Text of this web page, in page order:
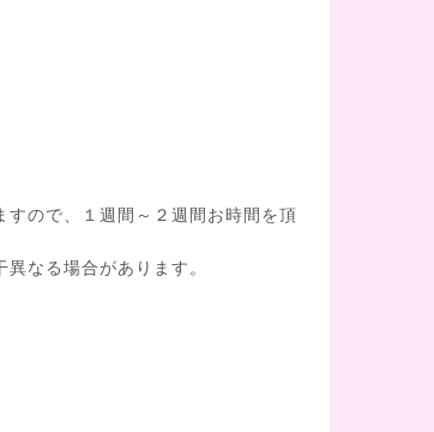
ので、１週間～２週間お時間を頂
なる場合があります。